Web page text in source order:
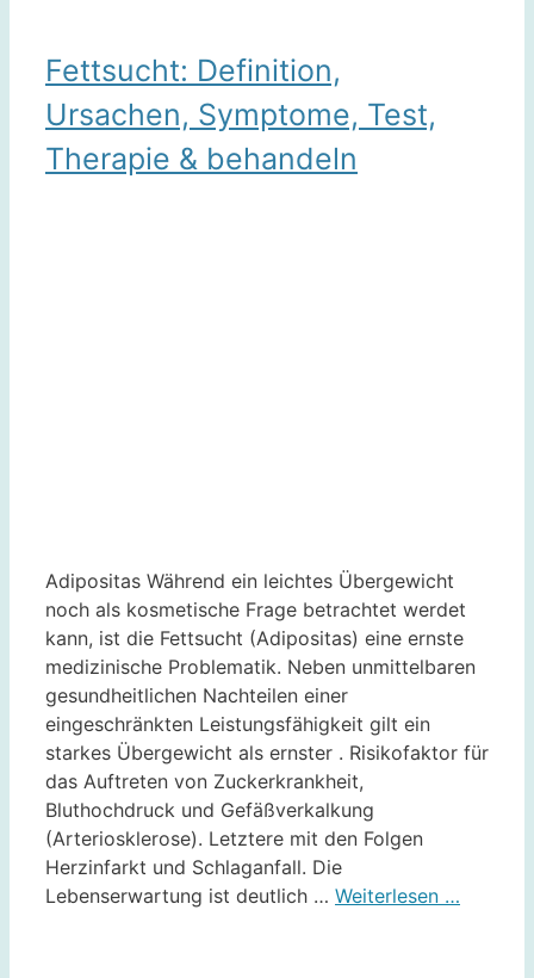
Fettsucht: Definition,
Ursachen, Symptome, Test,
Therapie & behandeln
Adipositas Während ein leichtes Übergewicht
noch als kosmetische Frage betrachtet werdet
kann, ist die Fettsucht (Adipositas) eine ernste
medizinische Problematik. Neben unmittelbaren
gesundheitlichen Nachteilen einer
eingeschränkten Leistungsfähigkeit gilt ein
starkes Übergewicht als ernster . Risikofaktor für
das Auftreten von Zuckerkrankheit,
Bluthochdruck und Gefäßverkalkung
(Arteriosklerose). Letztere mit den Folgen
Herzinfarkt und Schlaganfall. Die
Lebenserwartung ist deutlich … Weiterlesen …